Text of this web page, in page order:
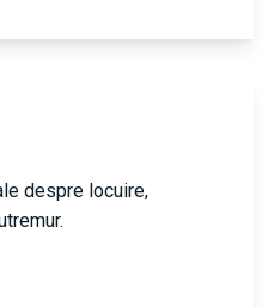
despre locuire,